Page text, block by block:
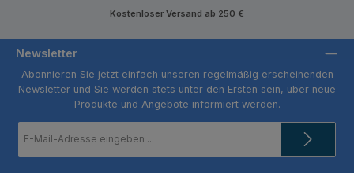
Kostenloser Versand ab 250 €
Newsletter
Abonnieren Sie jetzt einfach unseren regelmäßig erscheinenden
Newsletter und Sie werden stets unter den Ersten sein, über neue
Produkte und Angebote informiert werden.
Mail-